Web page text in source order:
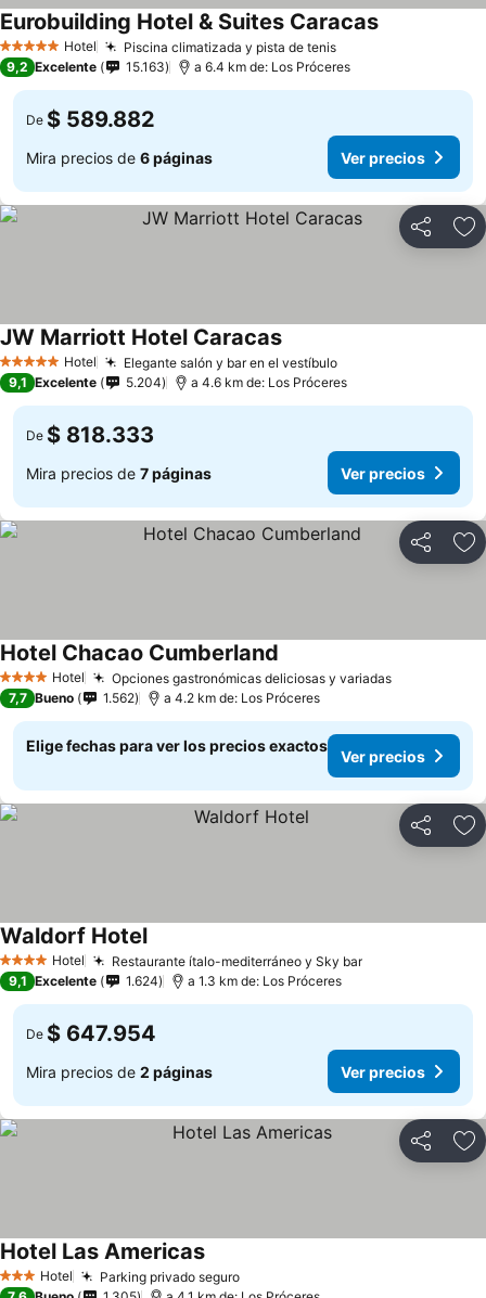
5 Estrellas Hotel Piscina climatizada y pista de tenis
Eurobuilding Hotel & Suites Caracas
9,2 Excelente 15.163 a 6.4 km de: Los Próceres
De $ 589.882
Mira precios de 6 páginas Ver precios
Compartir
5 Estrellas Hotel Elegante salón y bar en el vestíbulo
JW Marriott Hotel Caracas
9,1 Excelente 5.204 a 4.6 km de: Los Próceres
De $ 818.333
Mira precios de 7 páginas Ver precios
Compartir
4 EstrellasHotel Opciones gastronómicas deliciosas y variadas
Hotel Chacao Cumberland
7,7 Bueno 1.562 a 4.2 km de: Los Próceres
Elige fechas para ver los precios exactos
Ver precios
Compartir
4 EstrellasHotel Restaurante ítalo-mediterráneo y Sky bar
Waldorf Hotel
9,1 Excelente 1.624 a 1.3 km de: Los Próceres
De $ 647.954
Mira precios de 2 páginas Ver precios
Compartir
3 Estrellas
Hotel Parking privado seguro
Hotel Las Americas